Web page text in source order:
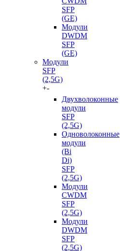
SFP
(GE)
Модули
DWDM
SFP
(GE)
Модули
SFP
(2,5G)
+-
Двухволоконные
модули
SFP
(2,5G)
Одноволоконные
модули
(Bi
Di)
SFP
(2,5G)
Модули
CWDM
SFP
(2,5G)
Модули
DWDM
SFP
(2,5G)